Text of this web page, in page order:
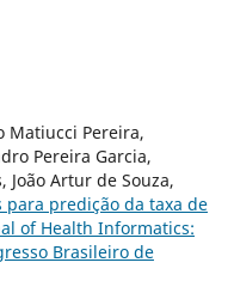
Matiucci Pereira,
Pereira Garcia,
João Artur de Souza,
predição da taxa de
of Health Informatics:
Brasileiro de